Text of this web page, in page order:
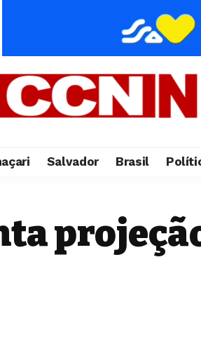
Salvador Brasil